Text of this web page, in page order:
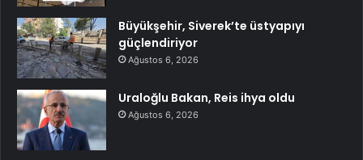
Büyükşehir, Siverek’te üstyapıyı
güçlendiriyor
Ağustos 6, 2026
Uraloğlu Bakan, Reis ihya oldu
Ağustos 6, 2026